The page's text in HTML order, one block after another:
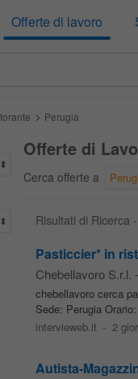
Offerte di lavoro
Perugia
Offerte di
Cerca offerte a
Risultati di Ricerca
Pasticcier* in
Chebellavoro S.r.l. -
chebellavoro cerca
Sede: Perugia
intervieweb.it - 2
Autista-